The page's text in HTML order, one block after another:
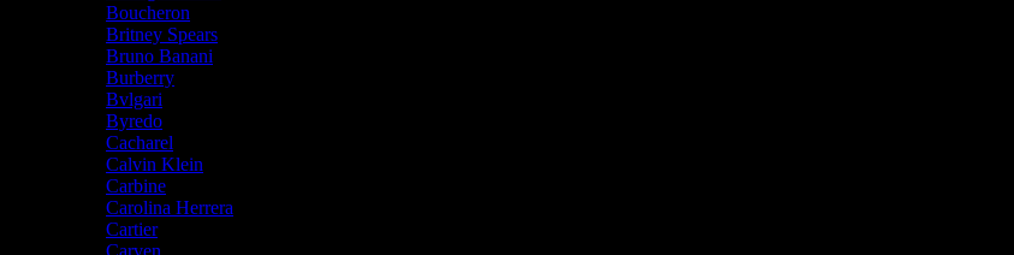
Boucheron
Britney Spears
Bruno Banani
Burberry
Bvlgari
Byredo
Cacharel
Calvin Klein
Carbine
Carolina Herrera
Cartier
Carven